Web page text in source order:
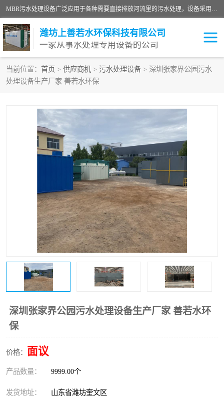
MBR污水处理设备广泛应用于各种需要直接排放河流里的污水处理，设备采用膜生物反应器（Membrane Bioreactor,简称MBR〕技术，取代了传统工艺中的二沉池，它可以*地进行固液分离，得到直接使用的稳定中水，又可在生物池内维持高浓度的微生物量，工艺剩余污泥少，极有效地去除氨氮，出水悬浮物和浊度接近于零，出水中细菌和病毒被大幅度去除，能耗低，占地面积小。
潍坊上善若水环保科技有限公司
一家从事水处理专用设备的公司
当前位置： 首页 > 供应商机 > 污水处理设备 > 深圳张家界公园污水
处理设备生产厂家 善若水环保
深圳张家界公园污水处理设备生产厂家 善若水环
保
价格： 面议
产品数量： 9999.00个
发货地址： 山东省潍坊奎文区
污水处理设备
生活污水处理设备 油墨污水处理设备
洗涤污水处理设备 实验室污水处理设备
诊所门诊污水处理设备 臭氧消毒设备
养殖污水处理设备 屠宰污水处理设备
一体化污水处理设备 食品制造业污水处理设备
医院辐射污水衰变池